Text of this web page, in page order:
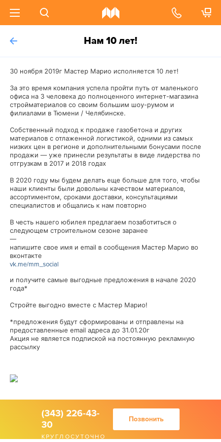
Нам 10 лет!
30 ноября 2019г Мастер Марио исполняется 10 лет!
За это время компания успела пройти путь от маленького
офиса на 3 человека до полноценного интернет-магазина
стройматериалов со своим большим шоу-румом и
филиалами в Тюмени / Челябинске.
Собственный подход к продаже газобетона и других
материалов с отлаженной логистикой, одними из самых
низких цен в регионе и дополнительными бонусами после
продажи — уже принесли результаты в виде лидерства по
отгрузкам в 2017 и 2018 годах
В 2020 году мы будем делать еще больше для того, чтобы
наши клиенты были довольны качеством материалов,
ассортиментом, сроками доставки, консультациями
специалистов и общались к нам повторно
В честь нашего юбилея предлагаем позаботиться о
следующем строительном сезоне заранее
—
напишите свое имя и email в сообщения Мастер Марио во
вконтакте
vk.me/mm_social
и получите самые выгодные предложения в начале 2020
года*
Стройте выгодно вместе с Мастер Марио!
*предложения будут сформированы и отправлены на
предоставленные email адреса до 31.01.20г
Акция не является подпиской на постоянную рекламную
рассылку
(343) 226-43-
30
КРУГЛОСУТОЧНО
Позвонить